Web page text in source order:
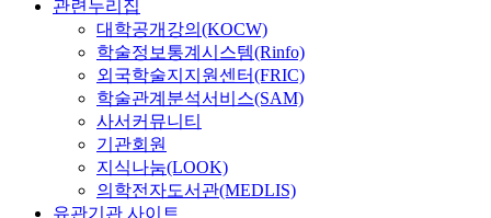
관련누리집
대학공개강의(KOCW)
학술정보통계시스템(Rinfo)
외국학술지지원센터(FRIC)
학술관계분석서비스(SAM)
사서커뮤니티
기관회원
지식나눔(LOOK)
의학전자도서관(MEDLIS)
유관기관 사이트